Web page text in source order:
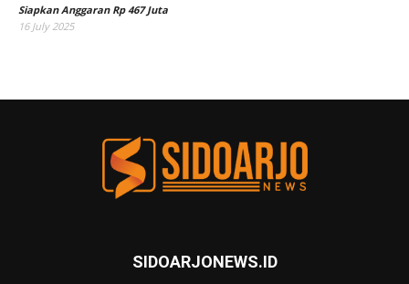
Siapkan Anggaran Rp 467 Juta
16 July 2025
SIDOARJONEWS.ID